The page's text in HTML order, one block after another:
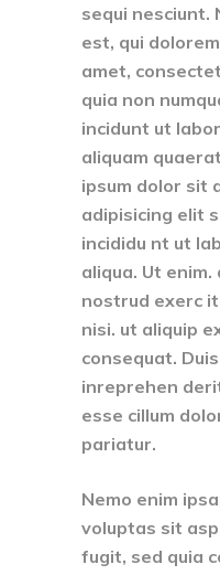
sequi nesciunt.
est, qui
amet,
quia non
incidunt ut
aliquam
ipsum dolor sit
adipisicing elit
incididu nt ut
aliqua. Ut enim.
nostrud exerc
nisi. ut aliquip
consequat.
inreprehen
esse cillum
pariatur.
Nemo enim
voluptas sit
fugit, sed quia